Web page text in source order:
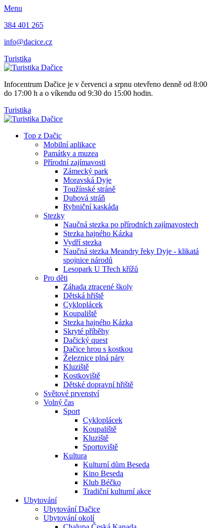
Menu
384 401 265
info@dacice.cz
Turistika
Infocentrum Dačice je v červenci a srpnu otevřeno denně od 8:00
do 17:00 h a o víkendu od 9:30 do 15:00 hodin.
Turistika
Top z Dačic
Mobilní aplikace
Památky a muzea
Přírodní zajímavosti
Zámecký park
Moravská Dyje
Toužínské stráně
Dubová stráň
Rybniční kaskáda
Stezky
Naučná stezka po přírodních zajímavostech
Stezka hajného Kázka
Vydří stezka
Naučná stezka Meandry řeky Dyje - klikatá
spojnice národů
Lesopark U Třech křížů
Pro děti
Záhada ztracené školy
Dětská hřiště
Cykloplácek
Koupaliště
Stezka hajného Kázka
Skryté příběhy
Dačický quest
Dačice hrou s kostkou
Železnice plná páry
Kluziště
Kostkoviště
Dětské dopravní hřiště
Světové prvenství
Volný čas
Sport
Cykloplácek
Koupaliště
Kluziště
Sportoviště
Kultura
Kulturní dům Beseda
Kino Beseda
Klub Béčko
Tradiční kulturní akce
Ubytování
Ubytování Dačice
Ubytování okolí